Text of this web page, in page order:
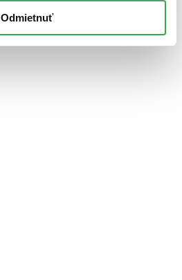
Odmietnuť